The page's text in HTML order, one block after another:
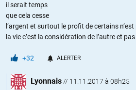
il serait temps
que cela cesse
l’argent et surtout le profit de certains
la vie c’est la considération de l’autre et
+32 ALERTER
Lyonnais // 11.11.2017 à 08h25